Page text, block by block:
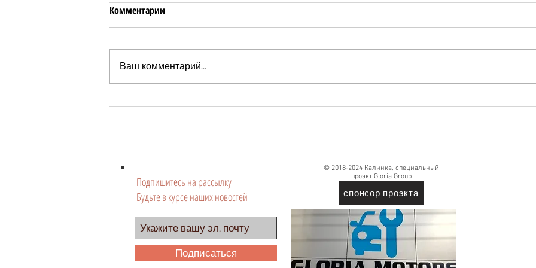
Пьяное мясо коммандос: без
«Beef & Bliss» (или «Биф и
🍱
Комментарии
Ваш комментарий...
Подпишитесь на рассылку
Будьте в курсе наших новостей
Подписаться
© 2018-2024 Калинка, специальный
проэкт Gloria Group
спонсор проэкта